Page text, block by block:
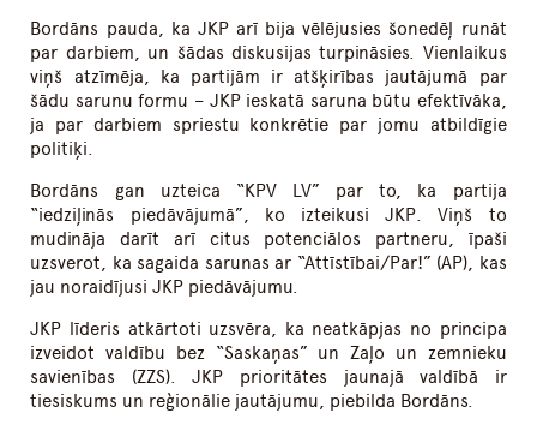
Bordāns pauda, ka JKP arī bija vēlējusies šonedēļ runāt
par darbiem, un šādas diskusijas turpināsies. Vienlaikus
viņš atzīmēja, ka partijām ir atšķirības jautājumā par
šādu sarunu formu – JKP ieskatā saruna būtu efektīvāka,
ja par darbiem spriestu konkrētie par jomu atbildīgie
politiķi.
Bordāns gan uzteica “KPV LV” par to, ka partija
“iedziļinās piedāvājumā”, ko izteikusi JKP. Viņš to
mudināja darīt arī citus potenciālos partneru, īpaši
uzsverot, ka sagaida sarunas ar “Attīstībai/Par!” (AP), kas
jau noraidījusi JKP piedāvājumu.
JKP līderis atkārtoti uzsvēra, ka neatkāpjas no principa
izveidot valdību bez “Saskaņas” un Zaļo un zemnieku
savienības (ZZS). JKP prioritātes jaunajā valdībā ir
tiesiskums un reģionālie jautājumu, piebilda Bordāns.